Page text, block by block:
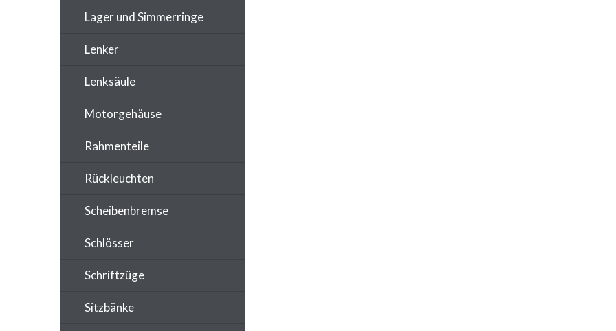
Lager und Simmerringe
Lenker
Lenksäule
Motorgehäuse
Rahmenteile
Rückleuchten
Scheibenbremse
Schlösser
Schriftzüge
Sitzbänke